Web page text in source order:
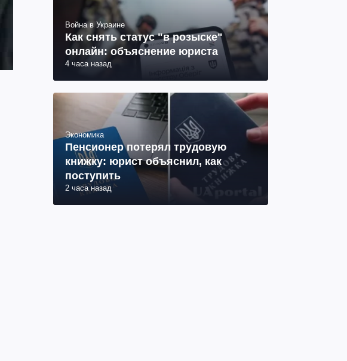
Война в Украине
Как снять статус "в розыске"
онлайн: объяснение юриста
4 часа назад
Экономика
Пенсионер потерял трудовую
книжку: юрист объяснил, как
поступить
2 часа назад